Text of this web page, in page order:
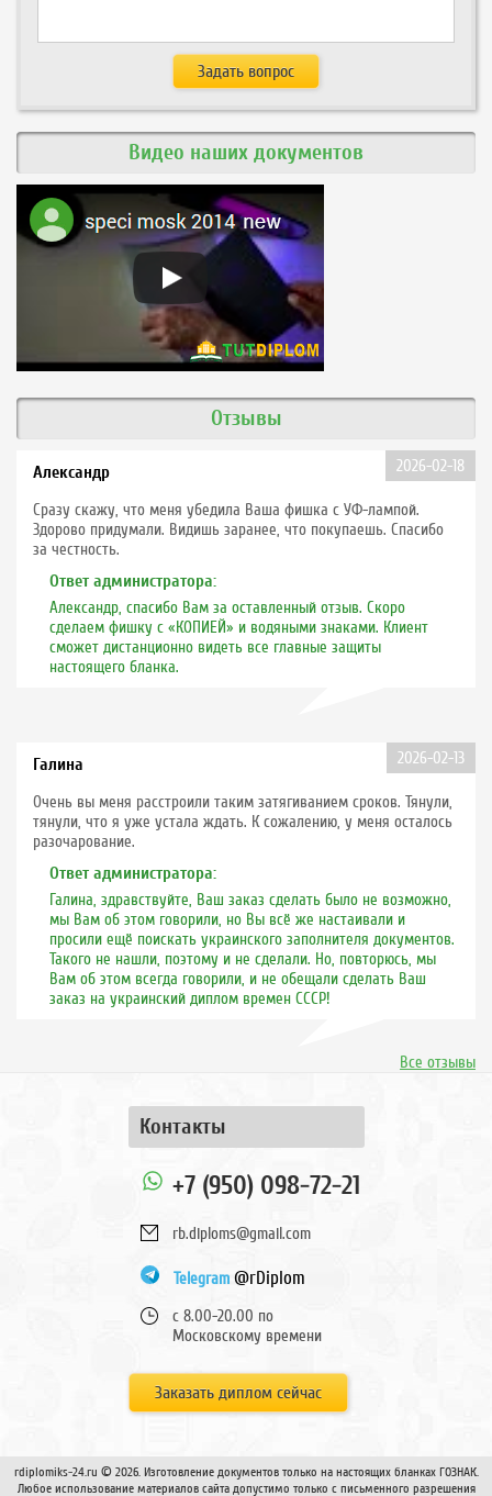
Видео наших документов
Отзывы
Александр 2026-02-18
Сразу скажу, что меня убедила Ваша фишка с УФ-лампой.
Здорово придумали. Видишь заранее, что покупаешь. Спасибо
за честность.
Ответ администратора:
Александр, спасибо Вам за оставленный отзыв. Скоро
сделаем фишку с «КОПИЕЙ» и водяными знаками. Клиент
сможет дистанционно видеть все главные защиты
настоящего бланка.
Галина 2026-02-13
Очень вы меня расстроили таким затягиванием сроков. Тянули,
тянули, что я уже устала ждать. К сожалению, у меня осталось
разочарование.
Ответ администратора:
Галина, здравствуйте, Ваш заказ сделать было не возможно,
мы Вам об этом говорили, но Вы всё же настаивали и
просили ещё поискать украинского заполнителя документов.
Такого не нашли, поэтому и не сделали. Но, повторюсь, мы
Вам об этом всегда говорили, и не обещали сделать Ваш
заказ на украинский диплом времен СССР!
Все отзывы
Контакты
+7 (950) 098-72-21
rb.diploms@gmail.com
Telegram@rDiplom
с 8.00-20.00 по
Московскому времени
Заказать диплом сейчас
rdiplomiks-24.ru © 2026. Изготовление документов только на настоящих бланках ГОЗНАК.
Любое использование материалов сайта допустимо только с письменного разрешения